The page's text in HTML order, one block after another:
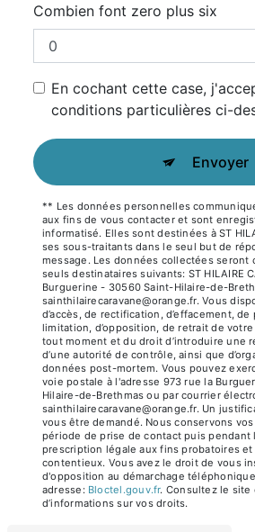
Combien font zero plus six
En cochant cette case,
conditions particulières ci-
Envoyer
** Les données personnelles
aux fins de vous contacter et sont
informatisé. Elles sont destinées à ST
ses sous-traitants dans le seul but de
message. Les données collectées seront
seuls destinataires suivants: ST HILAIRE
Burguerine - 30560 Saint-Hilaire-de-
sainthilairecaravane@orange.fr. Vous
d’accès, de rectification, d’effacement,
limitation, d’opposition, de retrait de
tout moment et du droit d’introduire une
d’une autorité de contrôle, ainsi que
données post-mortem. Vous pouvez
voie postale à l'adresse 973 rue la
Hilaire-de-Brethmas ou par courrier
sainthilairecaravane@orange.fr. Un
vous être demandé. Nous conservons
période de prise de contact puis pendant
prescription légale aux fins probatoires
contentieux. Vous avez le droit de vous
d'opposition au démarchage
adresse:
Bloctel.gouv.fr. Consultez le site
d’informations sur vos droits.